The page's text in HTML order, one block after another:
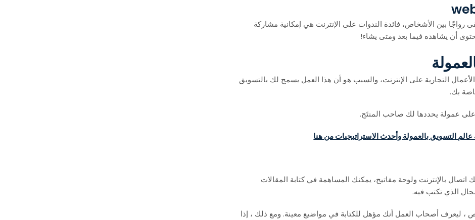
رواجًا بين الأشخاص، فائدة الندوات على الإنترنت هي إمكانية مشاركة
أن يشاهده فيما بعد ومتى يشاء!
التجارية على الإنترنت، والسبب هو أن هذا العمل يسمح لك بالتسويق
بك.
عمولة يحددها لك صاحب المنتَج.
التسويق بالعمولة وأحدث الاستراتيجيات من هنا
اتصال بالإنترنت ولوحة مفاتيح، يمكنك المساهمة في كتابة المقالات
الذي تكتب فيه.
ليعرف أصحاب العمل أنك مؤهل للكتابة في مواضيع معينة. ومع ذلك ، إذا